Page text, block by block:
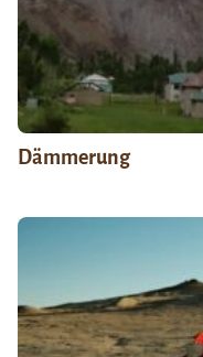
Dämmerung